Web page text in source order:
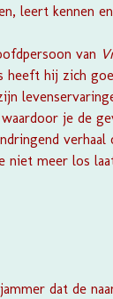
leert kennen
van
heeft hij zich
je de
meer los
dat de